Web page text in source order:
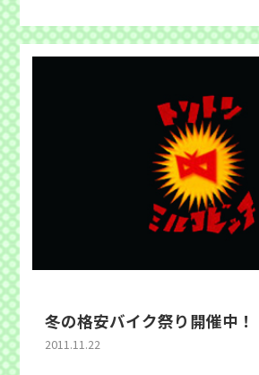
冬の格安バイク祭り開催中！
2011.11.22